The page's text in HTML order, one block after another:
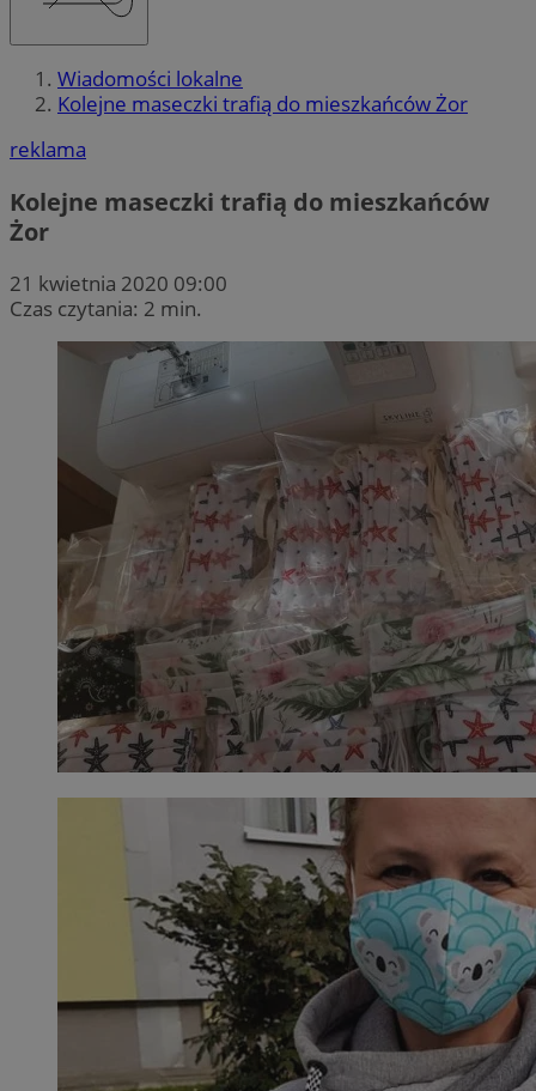
Wiadomości lokalne
Kolejne maseczki trafią do mieszkańców Żor
reklama
Kolejne maseczki trafią do mieszkańców
Żor
21 kwietnia 2020 09:00
Czas czytania: 2 min.